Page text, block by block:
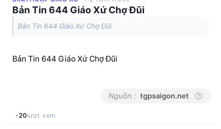
Bản Tin 644 Giáo Xứ Chợ Đũi
Bản Tin 644 Giáo Xứ Chợ Đũi
Bản Tin 644 Giáo Xứ Chợ Đũi
Nguồn : tgpsaigon.net
20lượt xem